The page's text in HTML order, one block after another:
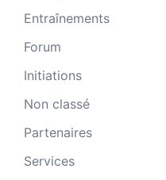
Entraînements
Forum
Initiations
Non classé
Partenaires
Services